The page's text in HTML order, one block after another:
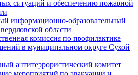
ситуаций и обеспечению пожарной
информационно-образовательный
области
комиссия по профилактике
в муниципальном округе Сухой
антитеррористический комитет